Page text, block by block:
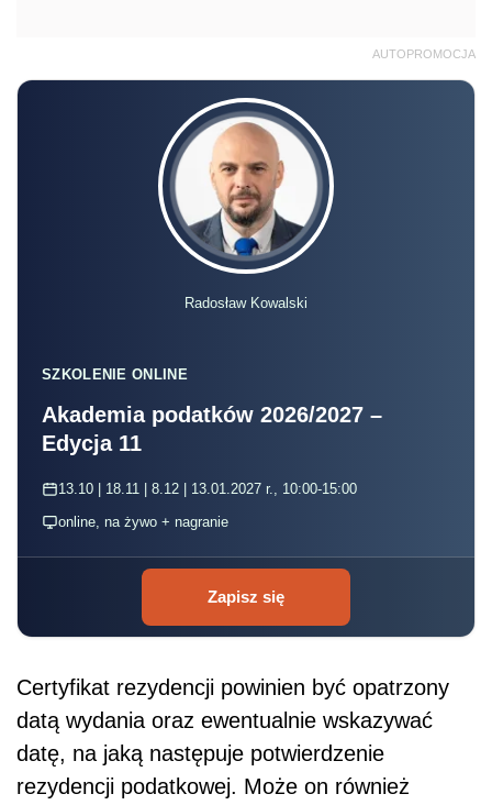
AUTOPROMOCJA
Radosław Kowalski
SZKOLENIE ONLINE
Akademia podatków 2026/2027 –
Edycja 11
13.10 | 18.11 | 8.12 | 13.01.2027 r., 10:00-15:00
online, na żywo + nagranie
Zapisz się
Certyfikat rezydencji powinien być opatrzony
datą wydania oraz ewentualnie wskazywać
datę, na jaką następuje potwierdzenie
rezydencji podatkowej. Może on również